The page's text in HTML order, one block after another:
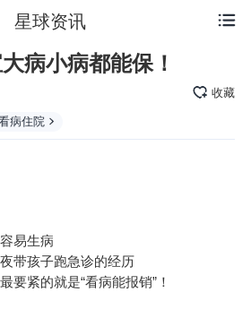
星球资讯
病小病都能保！
收藏
病住院
易生病
带孩子跑急诊的经历
要紧的就是“看病能报销”！